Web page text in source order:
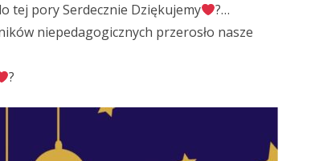
wielkiego
tej pory Serdecznie Dziękujemy
?…
niepedagogicznych przerosło nasze
?